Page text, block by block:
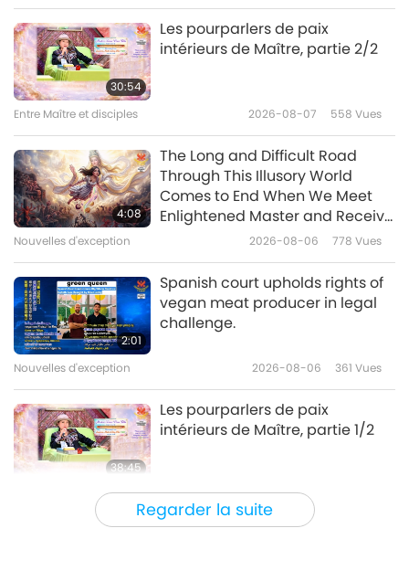
22:49
Sharon Núñez (végane) : Faire
23:02
Le parcours de Peter Goldstein
dans la défense du véganisme
et la communauté végane,
20:56
Jason Fonger (végan) :
Triathlète carburant aux
Regarder la suite
30:54
Les pourparlers de paix
intérieurs de Maître, partie 2/2
Entre Maître et disciples 2026-08-07 558 Vues
4:08
The Long and Difficult Road
Through This Illusory World
Comes to End When We Meet
Enlightened Master and Receive
Nouvelles d'exception 2026-08-06 778 Vues
2:01
Spanish court upholds rights of
vegan meat producer in legal
challenge.
Nouvelles d'exception 2026-08-06 361 Vues
38:45
Les pourparlers de paix
intérieurs de Maître, partie 1/2
Entre Maître et disciples 2026-08-06